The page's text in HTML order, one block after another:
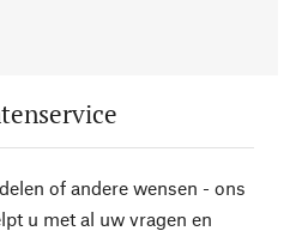
of andere wensen - ons
u met al uw vragen en